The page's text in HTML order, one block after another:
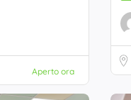
Aperto ora